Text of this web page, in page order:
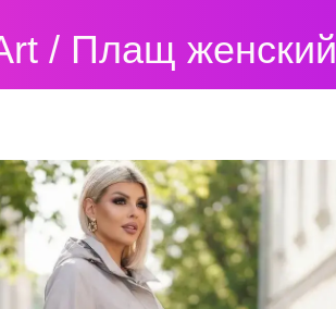
/ Плащ женский